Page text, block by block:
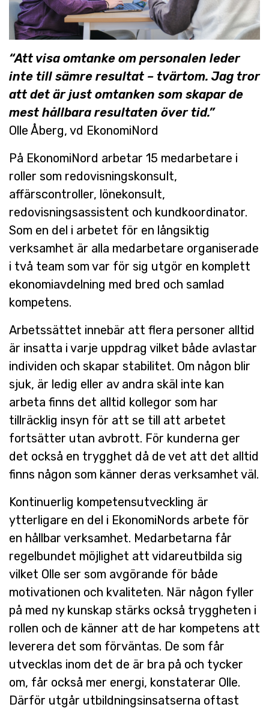
“Att visa omtanke om personalen leder
inte till sämre resultat – tvärtom. Jag tror
att det är just omtanken som skapar de
mest hållbara resultaten över tid.”
Olle Åberg, vd EkonomiNord
På EkonomiNord arbetar 15 medarbetare i
roller som redovisningskonsult,
affärscontroller, lönekonsult,
redovisningsassistent och kundkoordinator.
Som en del i arbetet för en långsiktig
verksamhet är alla medarbetare organiserade
i två team som var för sig utgör en komplett
ekonomiavdelning med bred och samlad
kompetens.
Arbetssättet innebär att flera personer alltid
är insatta i varje uppdrag vilket både avlastar
individen och skapar stabilitet. Om någon blir
sjuk, är ledig eller av andra skäl inte kan
arbeta finns det alltid kollegor som har
tillräcklig insyn för att se till att arbetet
fortsätter utan avbrott. För kunderna ger
det också en trygghet då de vet att det alltid
finns någon som känner deras verksamhet väl.
Kontinuerlig kompetensutveckling är
ytterligare en del i EkonomiNords arbete för
en hållbar verksamhet. Medarbetarna får
regelbundet möjlighet att vidareutbilda sig
vilket Olle ser som avgörande för både
motivationen och kvaliteten. När någon fyller
på med ny kunskap stärks också tryggheten i
rollen och de känner att de har kompetens att
leverera det som förväntas. De som får
utvecklas inom det de är bra på och tycker
om, får också mer energi, konstaterar Olle.
Därför utgår utbildningsinsatserna oftast